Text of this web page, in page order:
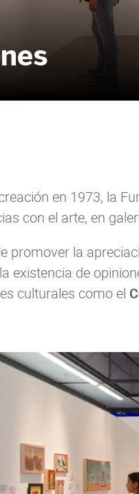
en 1973, la
con el arte, en
promover la
existencia de
culturales como el